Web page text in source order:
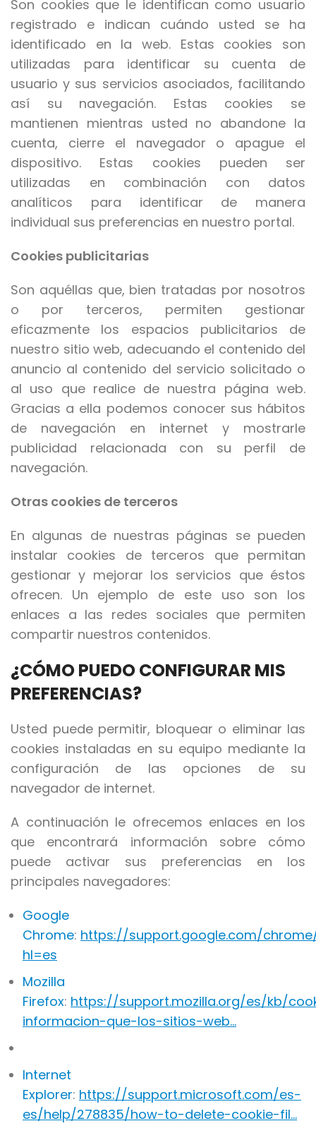
Son cookies que le identifican como usuario
registrado e indican cuándo usted se ha
identificado en la web. Estas cookies son
utilizadas para identificar su cuenta de
usuario y sus servicios asociados, facilitando
así su navegación. Estas cookies se
mantienen mientras usted no abandone la
cuenta, cierre el navegador o apague el
dispositivo. Estas cookies pueden ser
utilizadas en combinación con datos
analíticos para identificar de manera
individual sus preferencias en nuestro portal.
Cookies publicitarias
Son aquéllas que, bien tratadas por nosotros
o por terceros, permiten gestionar
eficazmente los espacios publicitarios de
nuestro sitio web, adecuando el contenido del
anuncio al contenido del servicio solicitado o
al uso que realice de nuestra página web.
Gracias a ella podemos conocer sus hábitos
de navegación en internet y mostrarle
publicidad relacionada con su perfil de
navegación.
Otras cookies de terceros
En algunas de nuestras páginas se pueden
instalar cookies de terceros que permitan
gestionar y mejorar los servicios que éstos
ofrecen. Un ejemplo de este uso son los
enlaces a las redes sociales que permiten
compartir nuestros contenidos.
¿CÓMO PUEDO CONFIGURAR MIS
PREFERENCIAS?
Usted puede permitir, bloquear o eliminar las
cookies instaladas en su equipo mediante la
configuración de las opciones de su
navegador de internet.
A continuación le ofrecemos enlaces en los
que encontrará información sobre cómo
puede activar sus preferencias en los
principales navegadores:
Google
Chrome: https://support.google.com/
hl=es
Mozilla
Firefox: https://support.mozilla.org/es/kb/
informacion-que-los-sitios-web…
Internet
Explorer: https://support.microsoft.com/es-
es/help/278835/how-to-delete-cookie-fil…